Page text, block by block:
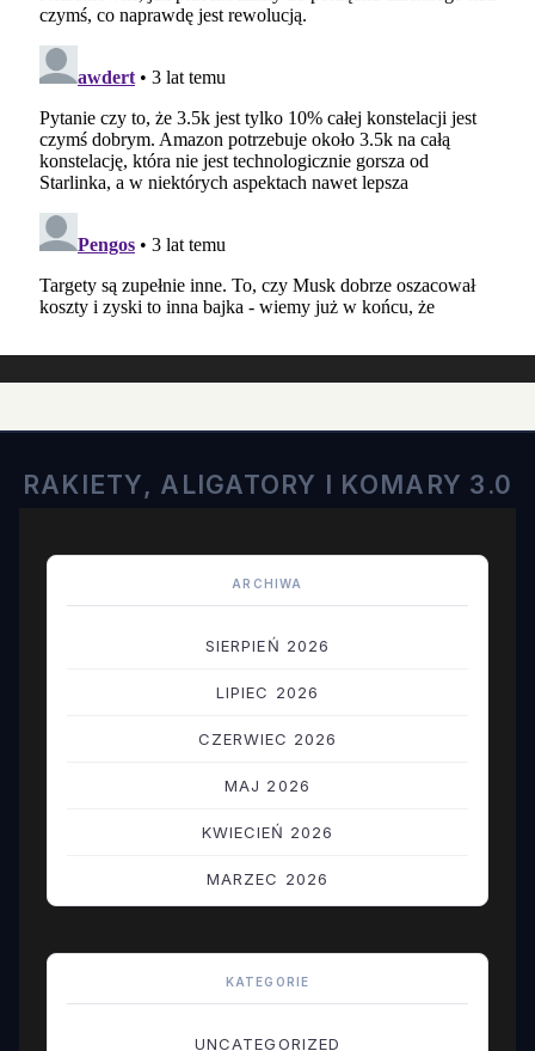
RAKIETY, ALIGATORY I KOMARY 3.0
ARCHIWA
SIERPIEŃ 2026
LIPIEC 2026
CZERWIEC 2026
MAJ 2026
KWIECIEŃ 2026
MARZEC 2026
KATEGORIE
UNCATEGORIZED